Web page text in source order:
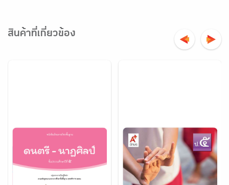
สินค้าที่เกี่ยวข้อง